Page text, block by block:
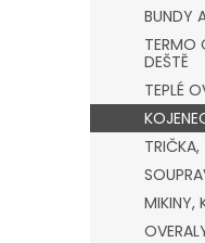
l
BUNDY
TERMO
DEŠTĚ
TEPLÉ
TRIČKA,
MIKINY,